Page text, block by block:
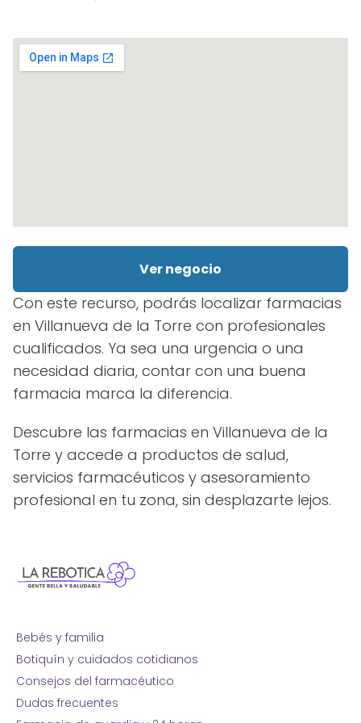
Ver negocio
Con este recurso, podrás localizar farmacias
en Villanueva de la Torre con profesionales
cualificados. Ya sea una urgencia o una
necesidad diaria, contar con una buena
farmacia marca la diferencia.
Descubre las farmacias en Villanueva de la
Torre y accede a productos de salud,
servicios farmacéuticos y asesoramiento
profesional en tu zona, sin desplazarte lejos.
Bebés y familia
Botiquín y cuidados cotidianos
Consejos del farmacéutico
Dudas frecuentes